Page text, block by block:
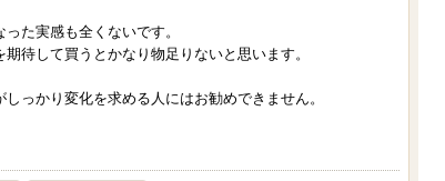
た実感も全くないです。
待して買うとかなり物足りないと思います。
っかり変化を求める人にはお勧めできません。